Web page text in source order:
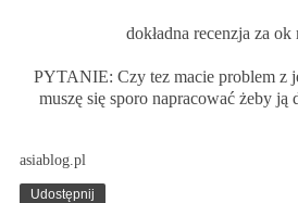
dokładna recenzja za ok
PYTANIE: Czy tez macie problem z
muszę się sporo napracować żeby ją
asiablog.pl
Udostępnij